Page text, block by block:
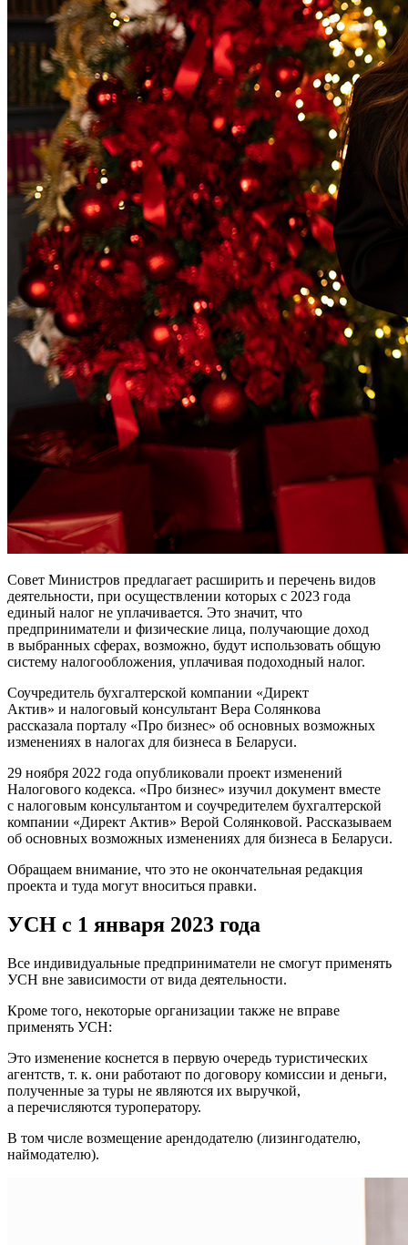
Совет Министров предлагает расширить и перечень видов
деятельности, при осуществлении которых с 2023 года
единый налог не уплачивается. Это значит, что
предприниматели и физические лица, получающие доход
в выбранных сферах, возможно, будут использовать общую
систему налогообложения, уплачивая подоходный налог.
Соучредитель бухгалтерской компании «Директ
Актив» и налоговый консультант Вера Солянкова
рассказала порталу «Про бизнес» об основных возможных
изменениях в налогах для бизнеса в Беларуси.
29 ноября 2022 года опубликовали проект изменений
Налогового кодекса. «Про бизнес» изучил документ вместе
с налоговым консультантом и соучредителем бухгалтерской
компании «Директ Актив» Верой Солянковой. Рассказываем
об основных возможных изменениях для бизнеса в Беларуси.
Обращаем внимание, что это не окончательная редакция
проекта и туда могут вноситься правки.
УСН с 1 января 2023 года
Все индивидуальные предприниматели не смогут применять
УСН вне зависимости от вида деятельности.
Кроме того, некоторые организации также не вправе
применять УСН:
Это изменение коснется в первую очередь туристических
агентств, т. к. они работают по договору комиссии и деньги,
полученные за туры не являются их выручкой,
а перечисляются туроператору.
В том числе возмещение арендодателю (лизингодателю,
наймодателю).